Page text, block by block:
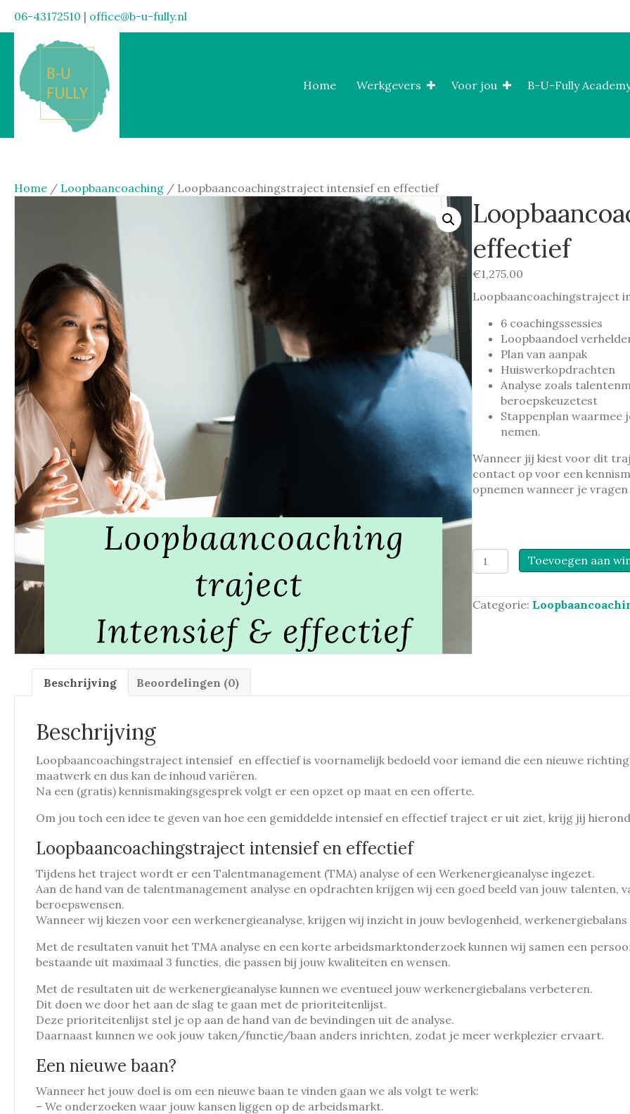
06-43172510 | office@b-u-fully.nl
Home Werkgevers Voor jou B-U-Fully
Home / Loopbaancoaching / Loopbaancoachingstraject intensief en effectief
effectief
€1,275.00
Loopbaancoachingstraject
6 coachingssessies
Loopbaandoel
Plan van aanpak
Huiswerkopdrachten
Analyse zoals
beroepskeuzetest
Stappenplan waarmee
nemen.
Wanneer jij kiest voor dit
contact op voor een
opnemen wanneer je
Loopbaancoachingstraject
intensief
effectief
Toevoegen aan
Categorie:
Beschrijving Beoordelingen (0)
Beschrijving
Loopbaancoachingstraject intensief en effectief is voornamelijk bedoeld voor iemand die een nieuwe
maatwerk en dus kan de inhoud variëren.
Na een (gratis) kennismakingsgesprek volgt er een opzet op maat en een offerte.
Om jou toch een idee te geven van hoe een gemiddelde intensief en effectief traject er uit ziet, krijg jij
Loopbaancoachingstraject intensief en effectief
Tijdens het traject wordt er een Talentmanagement (TMA) analyse of een Werkenergieanalyse ingezet.
Aan de hand van de talentmanagement analyse en opdrachten krijgen wij een goed beeld van jouw talenten,
beroepswensen.
Wanneer wij kiezen voor een werkenergieanalyse, krijgen wij inzicht in jouw bevlogenheid,
Met de resultaten vanuit het TMA analyse en een korte arbeidsmarktonderzoek kunnen wij samen een
bestaande uit maximaal 3 functies, die passen bij jouw kwaliteiten en wensen.
Met de resultaten uit de werkenergieanalyse kunnen we eventueel jouw werkenergiebalans verbeteren.
Dit doen we door het aan de slag te gaan met de prioriteitenlijst.
Deze prioriteitenlijst stel je op aan de hand van de bevindingen uit de analyse.
Daarnaast kunnen we ook jouw taken/functie/baan anders inrichten, zodat je meer werkplezier ervaart.
Een nieuwe baan?
Wanneer het jouw doel is om een nieuwe baan te vinden gaan we als volgt te werk:
– We onderzoeken waar jouw kansen liggen op de arbeidsmarkt.